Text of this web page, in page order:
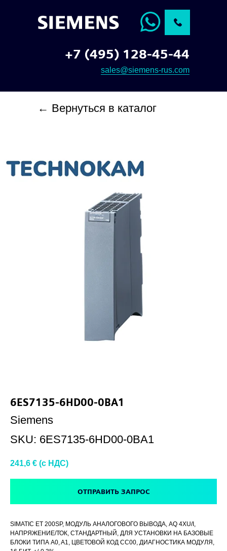
+7 (495) 128-45-44
sales@siemens-rus.com
← Вернуться в каталог
6ES7135-6HD00-0BA1
Siemens
SKU: 6ES7135-6HD00-0BA1
241,6 € (c НДС)
ОТПРАВИТЬ ЗАПРОС
SIMATIC ET 200SP, МОДУЛЬ АНАЛОГОВОГО ВЫВОДА, AQ 4XU/I,
НАПРЯЖЕНИЕ/ТОК, СТАНДАРТНЫЙ, ДЛЯ УСТАНОВКИ НА БАЗОВЫЕ
БЛОКИ ТИПА A0, A1, ЦВЕТОВОЙ КОД CC00, ДИАГНОСТИКА МОДУЛЯ,